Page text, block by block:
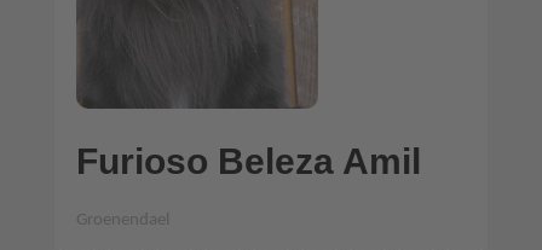
Furioso Beleza Amil
Groenendael